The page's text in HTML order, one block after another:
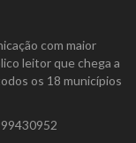
com maior
leitor que chega a
os 18 municípios